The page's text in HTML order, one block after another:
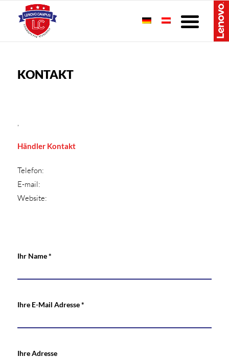
KONTAKT
Händler Kontakt
Telefon:
E-mail:
Website:
Ihr Name *
Ihre E-Mail Adresse *
Ihre Adresse